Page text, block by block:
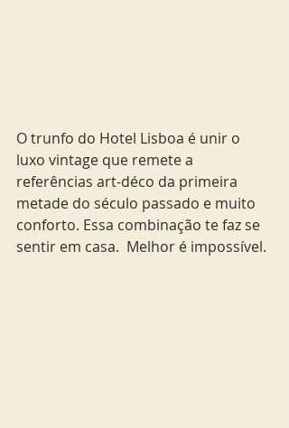
O trunfo do Hotel Lisboa é unir o
luxo vintage que remete a
referências art-déco da primeira
metade do século passado e muito
conforto. Essa combinação te faz se
sentir em casa.  Melhor é impossível.